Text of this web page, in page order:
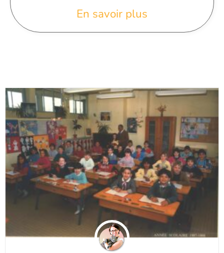
En savoir plus